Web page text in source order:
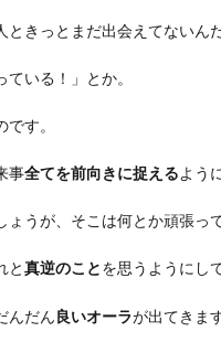
きっとまだ出会えてないん
ている！」とか。
です。
事全てを前向きに捉えるよう
うが、そこは何とか頑張っ
と真逆のことを思うようにし
んだん良いオーラが出てきます